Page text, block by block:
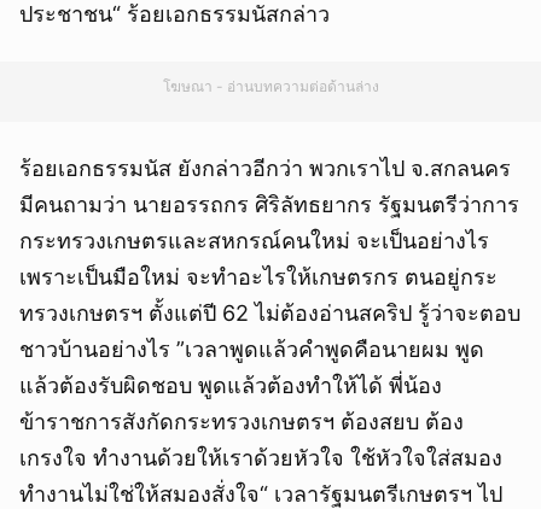
ประชาชน“ ร้อยเอกธรรมนัสกล่าว
โฆษณา - อ่านบทความต่อด้านล่าง
ร้อยเอกธรรมนัส ยังกล่าวอีกว่า พวกเราไป จ.สกลนคร
มีคนถามว่า นายอรรถกร ศิริลัทธยากร รัฐมนตรีว่าการ
กระทรวงเกษตรและสหกรณ์คนใหม่ จะเป็นอย่างไร
เพราะเป็นมือใหม่ จะทำอะไรให้เกษตรกร ตนอยู่กระ
ทรวงเกษตรฯ ตั้งแต่ปี 62 ไม่ต้องอ่านสคริป รู้ว่าจะตอบ
ชาวบ้านอย่างไร ”เวลาพูดแล้วคำพูดคือนายผม พูด
แล้วต้องรับผิดชอบ พูดแล้วต้องทำให้ได้ พี่น้อง
ข้าราชการสังกัดกระทรวงเกษตรฯ ต้องสยบ ต้อง
เกรงใจ ทำงานด้วยให้เราด้วยหัวใจ ใช้หัวใจใส่สมอง
ทำงานไม่ใช่ให้สมองสั่งใจ“ เวลารัฐมนตรีเกษตรฯ ไป